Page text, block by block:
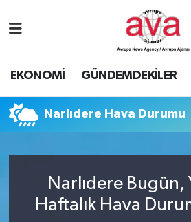
EKONOMİ GÜNDEMDEKİLER
Narlıdere Hava Durumu
Narlıdere Bugün,
Haftalık Hava
Nöbetçi Eczaneler
Namaz Vakitleri
Trafik Durumu
Süper Lig Puan Durumu ve